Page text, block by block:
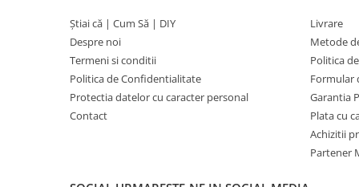
Știai că | Cum Să | DIY
Despre noi
Termeni si conditii
Politica de Confidentialitate
Protectia datelor cu caracter personal
Contact
Livrare
Metode
Politica
Formular
Garantia
Plata cu
Achizitii
Partener